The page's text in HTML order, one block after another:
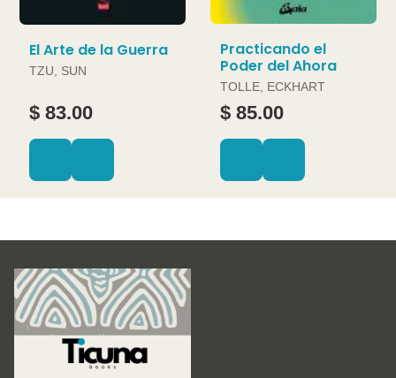
El Arte de la Guerra
TZU, SUN
$ 83.00
Practicando el
Poder del Ahora
TOLLE, ECKHART
$ 85.00